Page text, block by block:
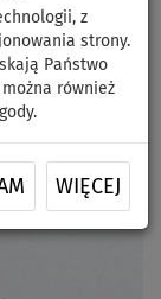
z
strony.
Państwo
również
WIĘCEJ